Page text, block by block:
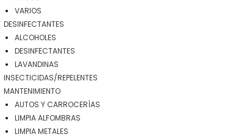
VARIOS
DESINFECTANTES
ALCOHOLES
DESINFECTANTES
LAVANDINAS
INSECTICIDAS/REPELENTES
MANTENIMIENTO
AUTOS Y CARROCERÍAS
LIMPIA ALFOMBRAS
LIMPIA METALES